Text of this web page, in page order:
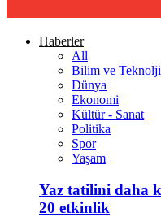
Haberler
All
Bilim ve Teknolji
Dünya
Ekonomi
Kültür - Sanat
Politika
Spor
Yaşam
Yaz tatilini daha
20 etkinlik